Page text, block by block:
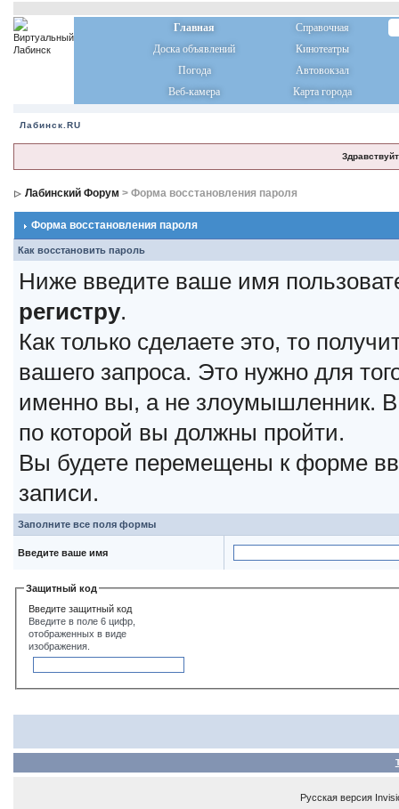
Главная
Справочная
Доска объявлений
Кинотеатры
Погода
Автовокзал
Веб-камера
Карта города
Лабинск.RU
Лабинский Форум > Форма восстановления пароля
Форма восстановления пароля
Как восстановить пароль
Ниже введите ваше имя
регистру.
Как только сделаете это, то
вашего запроса. Это нужно для
именно вы, а не злоумышленник. В
по которой вы должны пройти.
Вы будете перемещены к форме
записи.
Заполните все поля формы
Введите ваше имя
Защитный код
Введите защитный код
Введите в поле 6 цифр,
отображенных в виде
изображения.
Русская версия